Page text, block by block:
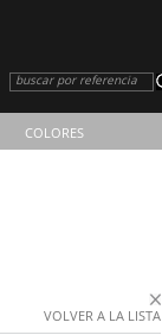
COLORES
buscar por referencia
VOLVER A LA LISTA